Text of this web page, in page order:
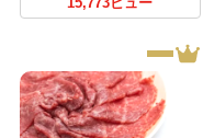
15,773ビュー